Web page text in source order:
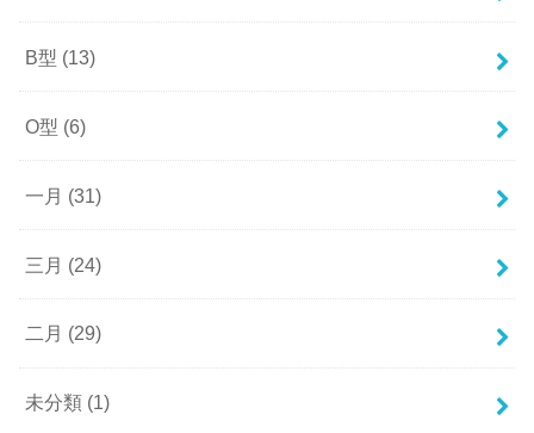
B型 (13)
O型 (6)
一月 (31)
三月 (24)
二月 (29)
未分類 (1)